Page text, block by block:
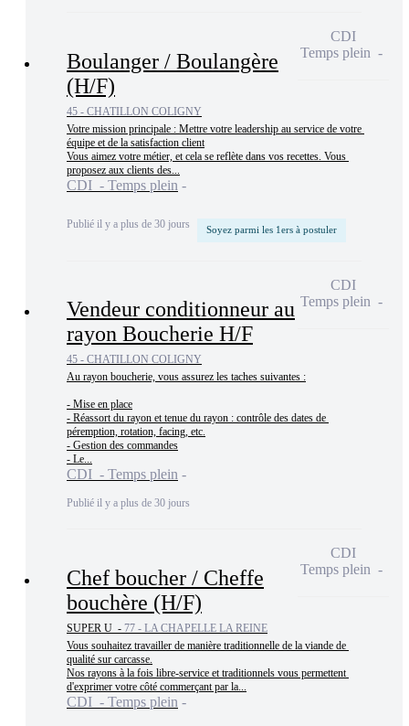
Boulanger / Boulangère
(H/F)
45 - CHATILLON COLIGNY
Votre mission principale : Mettre votre leadership au service de votre
équipe et de la satisfaction client
Vous aimez votre métier, et cela se reflète dans vos recettes. Vous
proposez aux clients des...
CDI - Temps plein
Publié il y a plus de 30 jours Soyez parmi les 1ers à postuler
CDI
Temps plein
Vendeur conditionneur au
rayon Boucherie H/F
45 - CHATILLON COLIGNY
Au rayon boucherie, vous assurez les taches suivantes :
- Mise en place
- Réassort du rayon et tenue du rayon : contrôle des dates de
péremption, rotation, facing, etc.
- Gestion des commandes
- Le...
CDI - Temps plein
Publié il y a plus de 30 jours
CDI
Temps plein
Chef boucher / Cheffe
bouchère (H/F)
SUPER U - 77 - LA CHAPELLE LA REINE
Vous souhaitez travailler de manière traditionnelle de la viande de
qualité sur carcasse.
Nos rayons à la fois libre-service et traditionnels vous permettent
d'exprimer votre côté commerçant par la...
CDI - Temps plein
CDI
Temps plein